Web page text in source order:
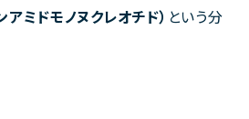
アミドモノヌクレオチド） という分